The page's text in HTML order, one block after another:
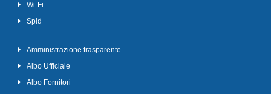
Wi-Fi
Spid
Amministrazione trasparente
Albo Ufficiale
Albo Fornitori